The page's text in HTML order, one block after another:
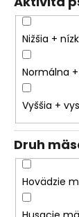
Nižšia +
Normálna
Vyššia +
Druh
Hovädzie